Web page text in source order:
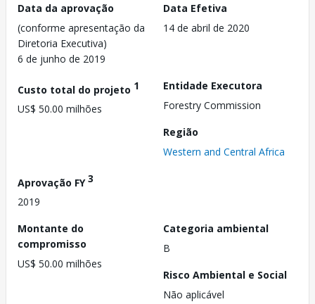
Data da aprovação
(conforme apresentação da
Diretoria Executiva)
6 de junho de 2019
Data Efetiva
14 de abril de 2020
Custo total do projeto 1
US$ 50.00 milhões
Entidade Executora
Forestry Commission
Região
Western and Central Africa
Aprovação FY3
2019
Montante do
compromisso
US$ 50.00 milhões
Categoria ambiental
B
Risco Ambiental e Social
Não aplicável